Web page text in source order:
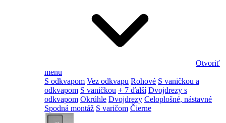
Otvoriť
menu
S odkvapom Vez odkvapu Rohové S vaničkou a
odkvapom S vaničkou + 7 ďalší Dvojdrezy s
odkvapom Okrúhle Dvojdrezy Celoplošné, nástavné
Spodná montáž S varičom Čierne